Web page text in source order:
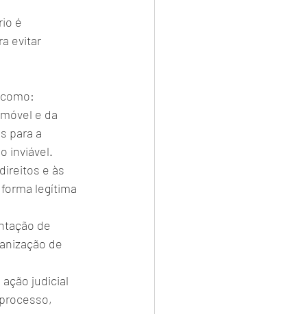
é
evitar
e da
para a
inviável.
e às
legítima
de
de
judicial